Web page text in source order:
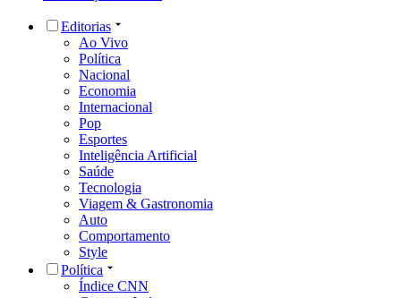
Editorias
Ao Vivo
Política
Nacional
Economia
Internacional
Pop
Esportes
Inteligência Artificial
Saúde
Tecnologia
Viagem & Gastronomia
Auto
Comportamento
Style
Política
Índice CNN